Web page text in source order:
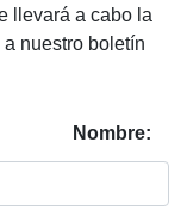
llevará a cabo la
nuestro boletín
Nombre: